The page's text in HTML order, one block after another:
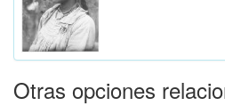
Otras opciones